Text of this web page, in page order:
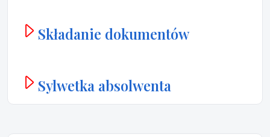
Składanie dokumentów
Sylwetka absolwenta